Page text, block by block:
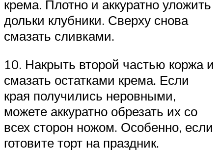
крема. Плотно и аккуратно уложить
дольки клубники. Сверху снова
смазать сливками.
10. Накрыть второй частью коржа и
смазать остатками крема. Если
края получились неровными,
можете аккуратно обрезать их со
всех сторон ножом. Особенно, если
готовите торт на праздник.